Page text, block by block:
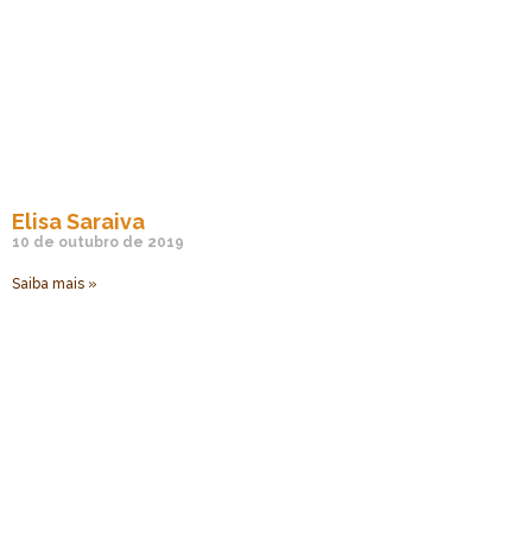
Elisa Saraiva
10 de outubro de 2019
Saiba mais »